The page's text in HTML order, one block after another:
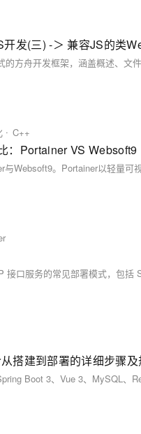
发(三) -＞ 兼容JS的类
C++
：Portainer VS Websoft9
搭建到部署的详细步骤